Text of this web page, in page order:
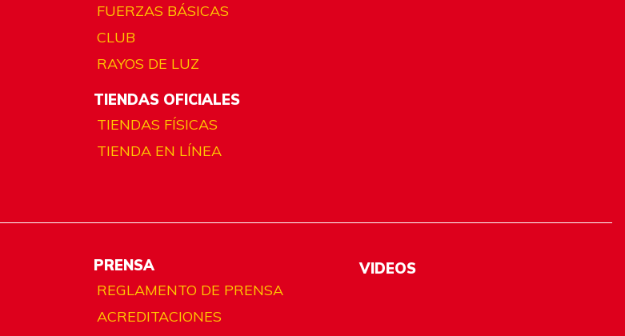
FUERZAS BÁSICAS
CLUB
RAYOS DE LUZ
TIENDAS OFICIALES
TIENDAS FÍSICAS
TIENDA EN LÍNEA
PRENSA
REGLAMENTO DE PRENSA
ACREDITACIONES
VIDEOS